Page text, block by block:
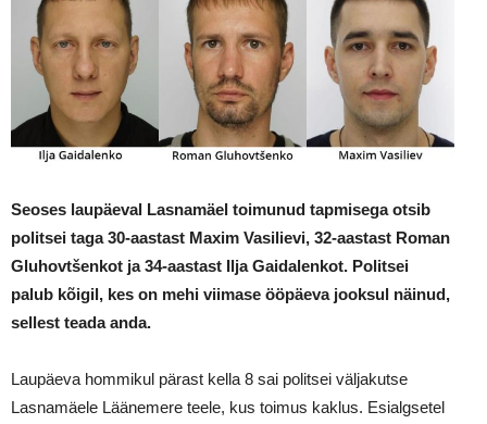
Seoses laupäeval Lasnamäel toimunud tapmisega otsib
politsei taga 30-aastast Maxim Vasilievi, 32-aastast Roman
Gluhovtšenkot ja 34-aastast Ilja Gaidalenkot. Politsei
palub kõigil, kes on mehi viimase ööpäeva jooksul näinud,
sellest teada anda.
Laupäeva hommikul pärast kella 8 sai politsei väljakutse
Lasnamäele Läänemere teele, kus toimus kaklus. Esialgsetel